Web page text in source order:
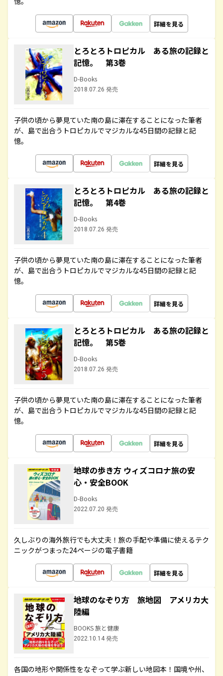
詳細を見る
とろとろトロピカル ある旅の記録と
記憶。 第3巻
D-Books
2018.07.26 発売
子供の頃から夢見ていた南の島に滞在することになった筆者
が、島で出合うトロピカルでマジカルな45日間の記録と記
憶。
詳細を見る
とろとろトロピカル ある旅の記録と
記憶。 第4巻
D-Books
2018.07.26 発売
子供の頃から夢見ていた南の島に滞在することになった筆者
が、島で出合うトロピカルでマジカルな45日間の記録と記
憶。
詳細を見る
とろとろトロピカル ある旅の記録と
記憶。 第5巻
D-Books
2018.07.26 発売
子供の頃から夢見ていた南の島に滞在することになった筆者
が、島で出合うトロピカルでマジカルな45日間の記録と記
憶。
詳細を見る
地球の歩き方 ウィズコロナ旅の安
心・安全BOOK
D-Books
2022.07.20 発売
久しぶりの海外旅行でも大丈夫！旅の手配や準備に使えるテク
ニックがつまった24ページの電子書籍
詳細を見る
地球のなぞり方 旅地図 アメリカ大
陸編
BOOKS 旅と健康
2022.10.14 発売
各国の地形や関係性をなぞって学ぶ新しい地図本！国境や州、